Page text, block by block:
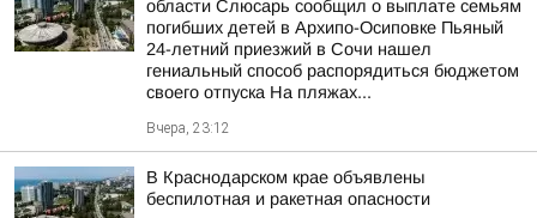
области Слюсарь сообщил о выплате семьям
погибших детей в Архипо-Осиповке Пьяный
24-летний приезжий в Сочи нашел
гениальный способ распорядиться бюджетом
своего отпуска На пляжах...
Вчера, 23:12
В Краснодарском крае объявлены
беспилотная и ракетная опасности